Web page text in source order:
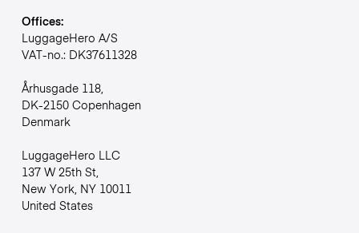
Offices:
LuggageHero A/S
VAT-no.: DK37611328
Århusgade 118,
DK-2150 Copenhagen
Denmark
LuggageHero LLC
137 W 25th St,
New York, NY 10011
United States